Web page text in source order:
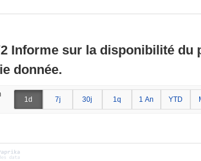
Informe sur la disponibilité
donnée.
1d 7j 30j 1q 1 An YTD